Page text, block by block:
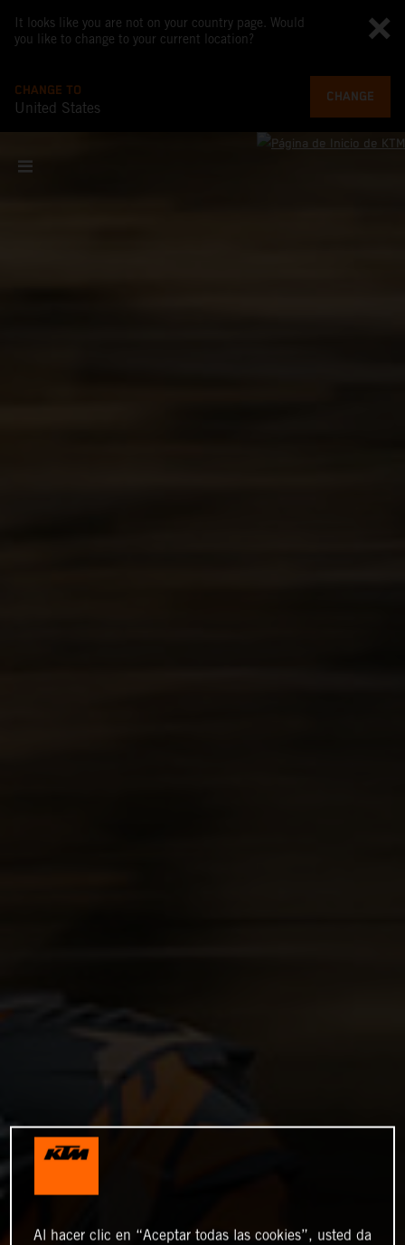
It looks like you are not on your country page. Would
you like to change to your current location?
CHANGE TO
United States
CHANGE
Al hacer clic en “Aceptar todas las cookies”, usted da